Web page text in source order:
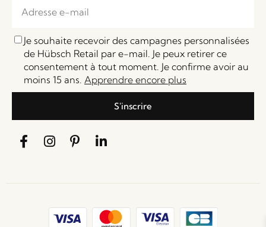
Je souhaite recevoir des campagnes personnalisées
de Hübsch Retail par e-mail. Je peux retirer ce
consentement à tout moment. Je confirme avoir au
moins 15 ans. Apprendre encore plus
S'inscrire